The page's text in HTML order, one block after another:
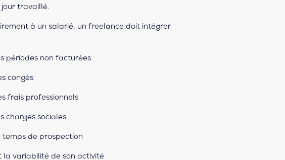
travaillé.
à un salarié, un freelance doit intégrer
périodes non facturées
congés
frais professionnels
charges sociales
temps de prospection
la variabilité de son activité